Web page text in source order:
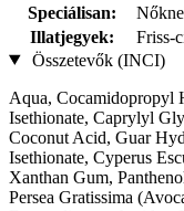
Speciálisan:
Illatjegyek:
Friss-
Összetevők (INCI)
Aqua, Cocamidopropyl
Isethionate, Caprylyl
Coconut Acid, Guar
Isethionate, Cyperus
Xanthan Gum,
Persea Gratissima